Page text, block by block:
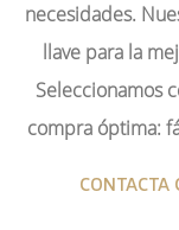
necesidades.
llave para la
Seleccionamos
compra óptima:
CONTACTA